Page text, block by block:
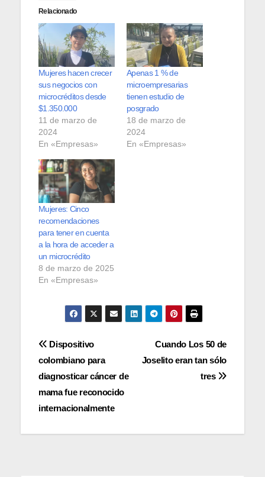
Relacionado
Mujeres hacen crecer
sus negocios con
microcréditos desde
$1.350.000
11 de marzo de
2024
En «Empresas»
Apenas 1 % de
microempresarias
tienen estudio de
posgrado
18 de marzo de
2024
En «Empresas»
Mujeres: Cinco
recomendaciones
para tener en cuenta
a la hora de acceder a
un microcrédito
8 de marzo de 2025
En «Empresas»
Navegación
de
entradas
Cuando Los 50 de
Joselito eran tan sólo
tres
Dispositivo
colombiano para
diagnosticar cáncer de
mama fue reconocido
internacionalmente